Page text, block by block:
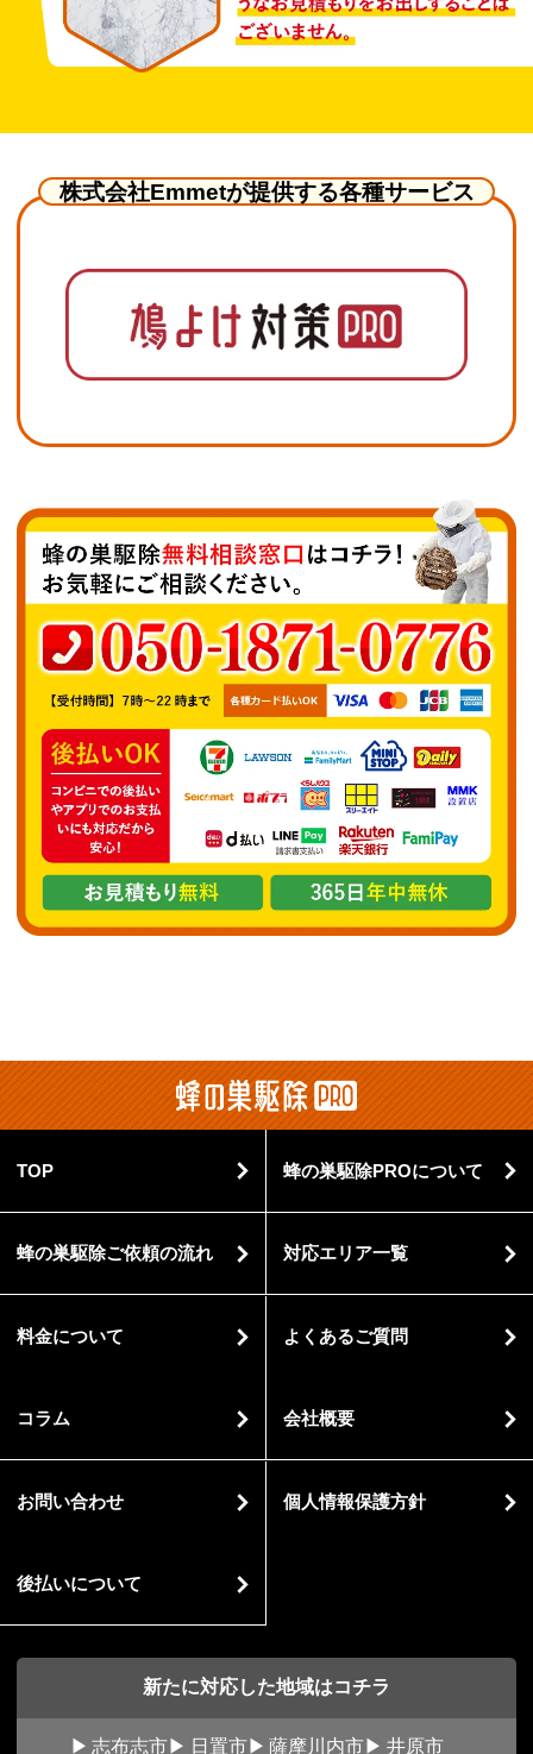
株式会社Emmetが提供する各種サービス
TOP 蜂の巣駆除PROについて
蜂の巣駆除ご依頼の流れ 対応エリア一覧
料金について よくあるご質問
コラム 会社概要
お問い合わせ 個人情報保護方針
後払いについて
新たに対応した地域はコチラ
志布志市 日置市 薩摩川内市 井原市